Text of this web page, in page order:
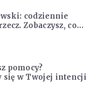
codziennie
Zobaczysz, co
życiem
pomocy?
się w Twojej intencji